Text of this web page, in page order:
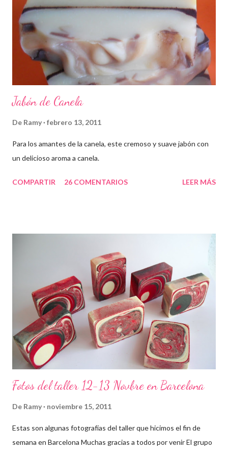
Jabón de Canela
De Ramy febrero 13, 2011
Para los amantes de la canela, este cremoso y suave jabón con
un delicioso aroma a canela.
COMPARTIR 26 COMENTARIOS LEER MÁS
Fotos del taller 12-13 Novbre en Barcelona
De Ramy noviembre 15, 2011
Estas son algunas fotografías del taller que hicimos el fin de
semana en Barcelona Muchas gracias a todos por venir El grupo